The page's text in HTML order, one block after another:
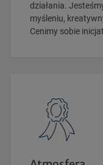
działania.
myśleniu,
Cenimy sobie